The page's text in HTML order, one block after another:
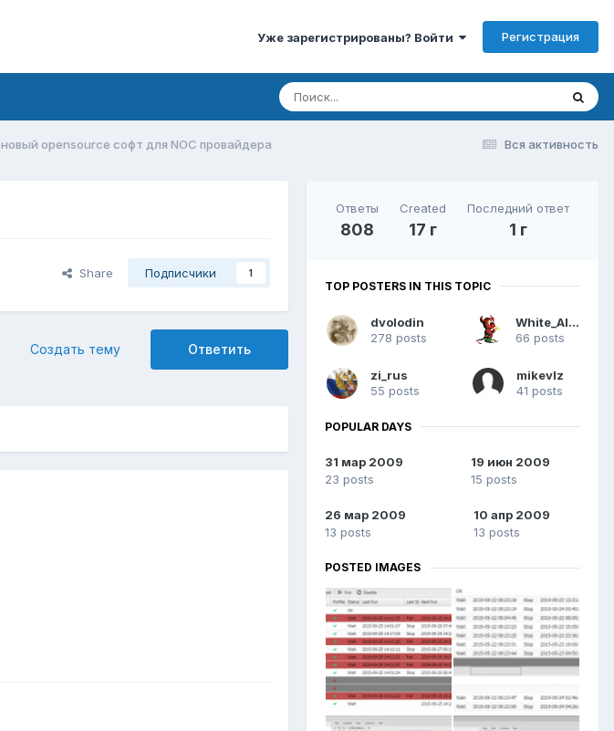
Уже зарегистрированы? Войти Регистрация
Вся активность
новый opensource софт для NOC провайдера
Share Подписчики 1
Ответить
Создать тему
Ответы
808
Created
17 г
Последний ответ
1 г
TOP POSTERS IN THIS TOPIC
dvolodin
278 posts
White_Alex
66 posts
zi_rus
55 posts
mikevlz
41 posts
POPULAR DAYS
31 мар 2009
23 posts
19 июн 2009
15 posts
26 мар 2009
13 posts
10 апр 2009
13 posts
POSTED IMAGES